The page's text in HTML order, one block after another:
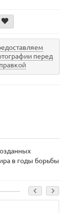
перед
в годы борьбы